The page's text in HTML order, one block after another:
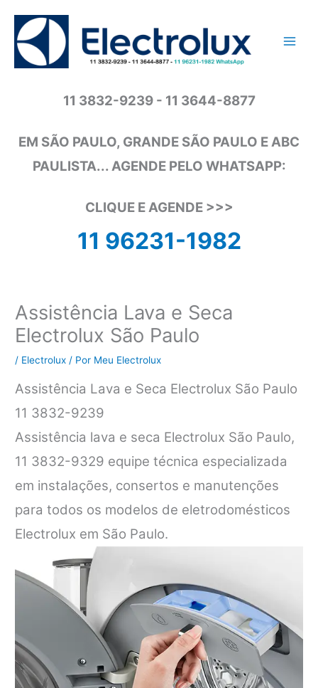
conteúdo
11 3832-9239 - 11 3644-8877
EM SÃO PAULO, GRANDE SÃO PAULO E ABC
PAULISTA... AGENDE PELO WHATSAPP:
CLIQUE E AGENDE >>>
11 96231-1982
Assistência Lava e Seca
Electrolux São Paulo
/ Electrolux / Por Meu Electrolux
Assistência Lava e Seca Electrolux São Paulo
11 3832-9239
Assistência lava e seca Electrolux São Paulo,
11 3832-9329 equipe técnica especializada
em instalações, consertos e manutenções
para todos os modelos de eletrodomésticos
Electrolux em São Paulo.